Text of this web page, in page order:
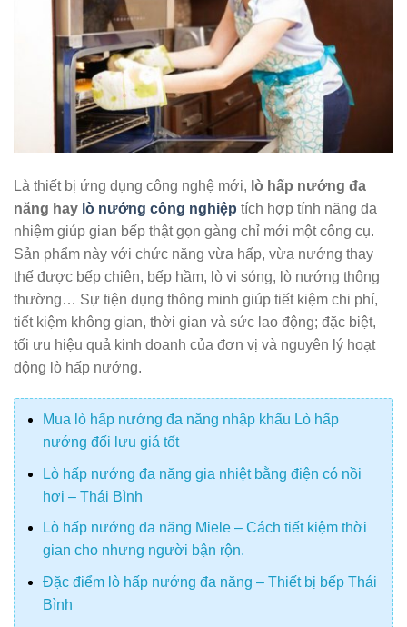
Là thiết bị ứng dụng công nghệ mới, lò hấp nướng đa
năng hay lò nướng công nghiệp tích hợp tính năng đa
nhiệm giúp gian bếp thật gọn gàng chỉ mới một công cụ.
Sản phẩm này với chức năng vừa hấp, vừa nướng thay
thế được bếp chiên, bếp hầm, lò vi sóng, lò nướng thông
thường… Sự tiện dụng thông minh giúp tiết kiệm chi phí,
tiết kiệm không gian, thời gian và sức lao động; đặc biệt,
tối ưu hiệu quả kinh doanh của đơn vị và nguyên lý hoạt
động lò hấp nướng.
Mua lò hấp nướng đa năng nhập khẩu Lò hấp
nướng đối lưu giá tốt
Lò hấp nướng đa năng gia nhiệt bằng điện có nồi
hơi – Thái Bình
Lò hấp nướng đa năng Miele – Cách tiết kiệm thời
gian cho nhưng người bận rộn.
Đặc điểm lò hấp nướng đa năng – Thiết bị bếp Thái
Bình